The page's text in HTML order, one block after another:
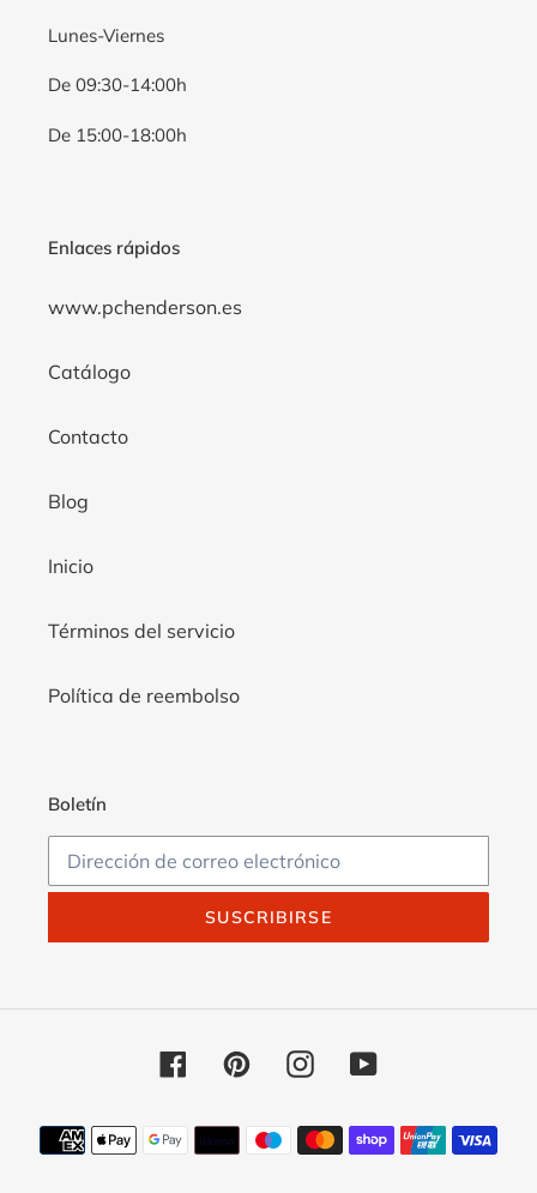
Lunes-Viernes
De 09:30-14:00h
De 15:00-18:00h
Enlaces rápidos
www.pchenderson.es
Catálogo
Contacto
Blog
Inicio
Términos del servicio
Política de reembolso
Boletín
SUSCRIBIRSE
FacebookPinterestInstagramYouTube
Métodos
de